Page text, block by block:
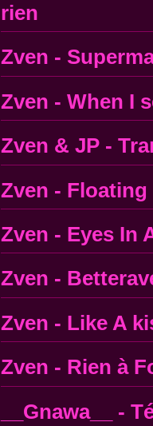
rien
Zven -
Zven - When I
Zven & JP -
Zven -
Zven - Eyes In
Zven -
Zven - Like A
Zven - Rien à
__Gnawa__ -